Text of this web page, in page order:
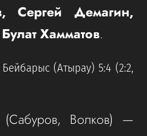
Сергей Демагин,
Хамматов.
(Атырау) 5:4 (2:2,
Волков) —